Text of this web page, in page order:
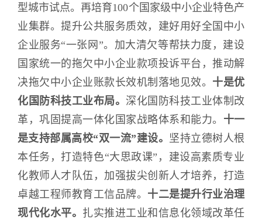
型城市试点。再培育100个国家级中小企业特色产
业集群。提升公共服务质效，建好用好全国中小
企业服务“一张网”。加大清欠等帮扶力度，建设
国家统一的拖欠中小企业款项投诉平台，推动解
决拖欠中小企业账款长效机制落地见效。 十是优
化国防科技工业布局。 深化国防科技工业体制改
革，巩固提高一体化国家战略体系和能力。 十一
是支持部属高校“双一流”建设。 坚持立德树人根
本任务，打造特色“大思政课”，建设高素质专业
化教师人才队伍，加强拔尖创新人才培养，打造
卓越工程师教育工信品牌。 十二是提升行业治理
现代化水平。 扎实推进工业和信息化领域改革任